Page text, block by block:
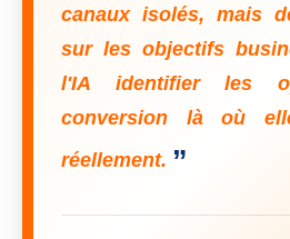
canaux isolés, mais
sur les objectifs
l'IA identifier les
conversion là où
réellement. ”